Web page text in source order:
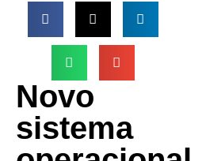
Novo
sistema